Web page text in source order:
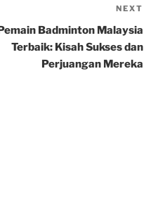
NEXT
Badminton Malaysia
Terbaik: Kisah Sukses dan
Perjuangan Mereka